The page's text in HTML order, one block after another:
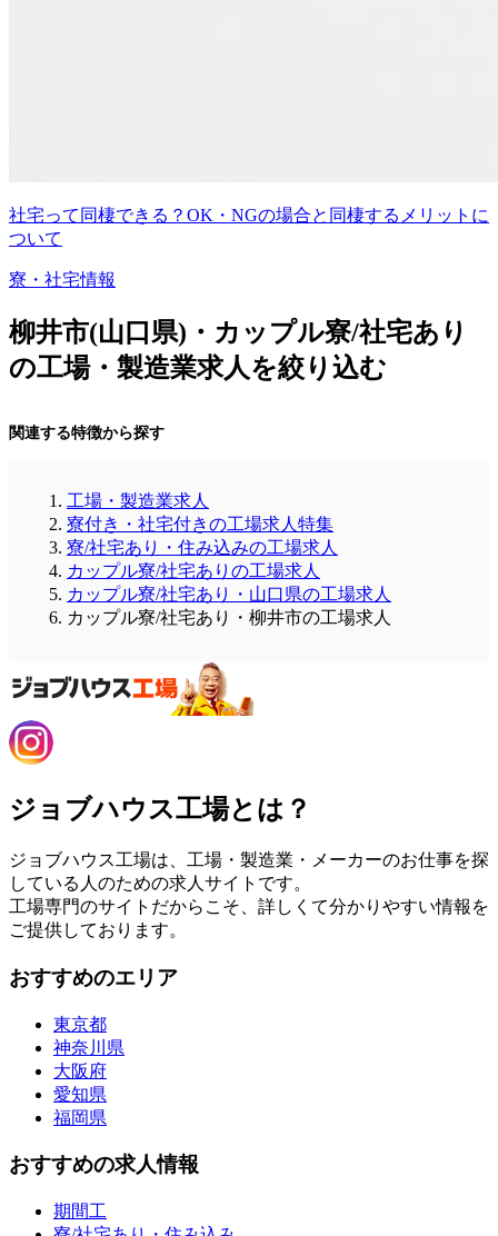
社宅って同棲できる？OK・NGの場合と同棲するメリットに
ついて
寮・社宅情報
柳井市(山口県)・カップル寮/社宅あり
の工場・製造業求人を絞り込む
関連する特徴から探す
工場・製造業求人
寮付き・社宅付きの工場求人特集
寮/社宅あり・住み込みの工場求人
カップル寮/社宅ありの工場求人
カップル寮/社宅あり・山口県の工場求人
カップル寮/社宅あり・柳井市の工場求人
ジョブハウス工場とは？
ジョブハウス工場は、工場・製造業・メーカーのお仕事を探
している人のための求人サイトです。
工場専門のサイトだからこそ、詳しくて分かりやすい情報を
ご提供しております。
おすすめのエリア
東京都
神奈川県
大阪府
愛知県
福岡県
おすすめの求人情報
期間工